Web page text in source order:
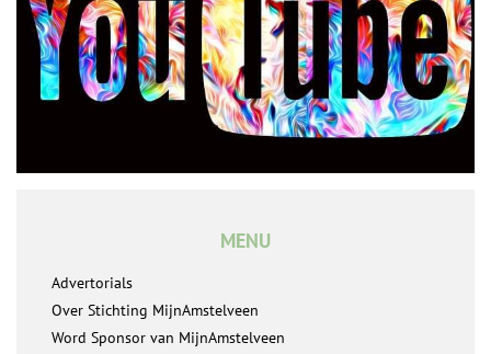
MENU
Advertorials
Over Stichting MijnAmstelveen
Word Sponsor van MijnAmstelveen